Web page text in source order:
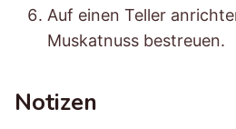
Auf einen Teller
Muskatnuss bestreuen.
Notizen